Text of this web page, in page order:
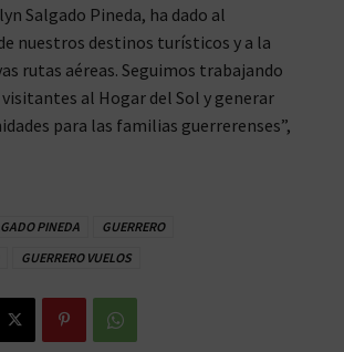
Salgado Pineda, ha dado al
nuestros destinos turísticos y a la
rutas aéreas. Seguimos trabajando
visitantes al Hogar del Sol y generar
para las familias guerrerenses”,
PINEDA
GUERRERO
GUERRERO VUELOS